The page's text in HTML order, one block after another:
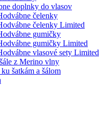
doplnky do vlasov
čelenky
čelenky Limited
gumičky
gumičky Limited
vlasové sety Limited
z Merino vlny
šatkám a šálom